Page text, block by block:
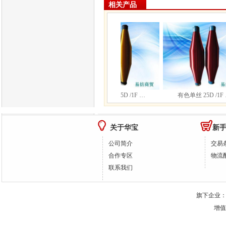
相关产品
有色单丝 25D /1F … 有色单丝 25D /1F …
关于华宝
公司简介
合作专区
联系我们
新
交易
物流
旗下企业
增